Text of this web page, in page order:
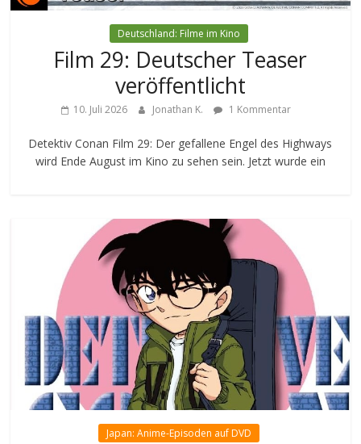
Deutschland: Filme im Kino
Film 29: Deutscher Teaser
veröffentlicht
10. Juli 2026 Jonathan K. 1 Kommentar
Detektiv Conan Film 29: Der gefallene Engel des Highways
wird Ende August im Kino zu sehen sein. Jetzt wurde ein
Japan: Anime-Episoden auf DVD